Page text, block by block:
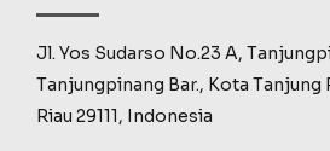
Jl. Yos Sudarso No.23 A,
Tanjungpinang Bar., Kota Tanjung
Riau 29111, Indonesia